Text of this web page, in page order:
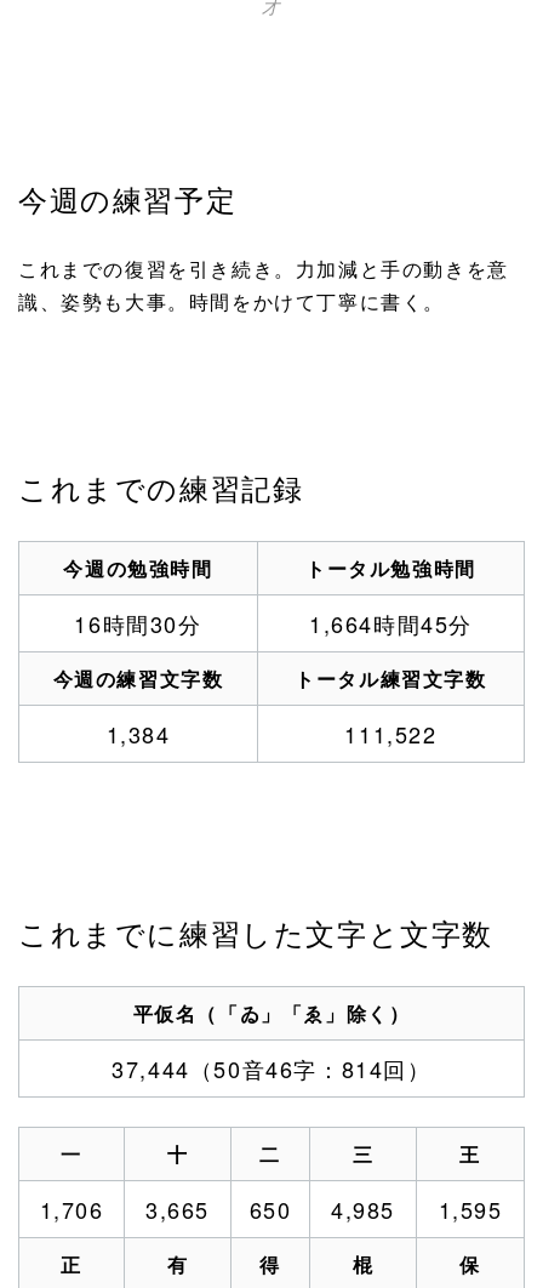
才
今週の練習予定
これまでの復習を引き続き。力加減と手の動きを意
識、姿勢も大事。時間をかけて丁寧に書く。
これまでの練習記録
今週の勉強時間 トータル勉強時間
16時間30分 1,664時間45分
今週の練習文字数 トータル練習文字数
1,384 111,522
これまでに練習した文字と文字数
平仮名（「ゐ」「ゑ」除く）
37,444（50音46字：814回）
一 十 二 三 王
1,706 3,665 650 4,985 1,595
正 有 得 棍 保